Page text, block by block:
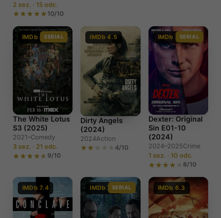
2 sez. · 15 odc.
10/10
IMDb 8.0SERIAL
The White Lotus
S3 (2025)
2021–Comedy
3 sez. · 21 odc.
9/10
IMDb 4.5
Dirty Angels
(2024)
2024Action
4/10
IMDb 8.2SERIAL
Dexter: Original
Sin E01-10
(2024)
2024–2025Crime
1 sez. · 10 odc.
8/10
IMDb 7.4 IMDb 7.0SERIAL IMDb 6.3